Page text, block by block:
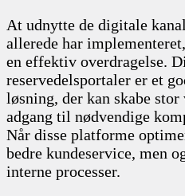
At udnytte de digitale
allerede har
en effektiv overdragelse.
reservedelsportaler er et
løsning, der kan skabe
adgang til nødvendige
Når disse platforme
bedre kundeservice, men
interne processer.